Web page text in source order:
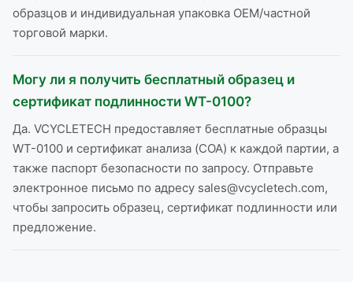
образцов и индивидуальная упаковка OEM/частной
торговой марки.
Могу ли я получить бесплатный образец и
сертификат подлинности WT-0100?
Да. VCYCLETECH предоставляет бесплатные образцы
WT-0100 и сертификат анализа (COA) к каждой партии, а
также паспорт безопасности по запросу. Отправьте
электронное письмо по адресу sales@vcycletech.com,
чтобы запросить образец, сертификат подлинности или
предложение.